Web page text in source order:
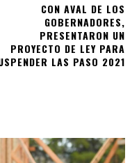
CON AVAL DE LOS
GOBERNADORES,
PRESENTARON UN
PROYECTO DE LEY PARA
LAS PASO 2021